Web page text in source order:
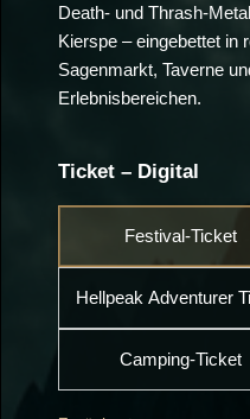
Death- und Thrash-
Kierspe – eingebettet in
Sagenmarkt, Taverne
Erlebnisbereichen.
Ticket – Digital
Festival-Ticket
Hellpeak Adventurer
Camping-Ticket